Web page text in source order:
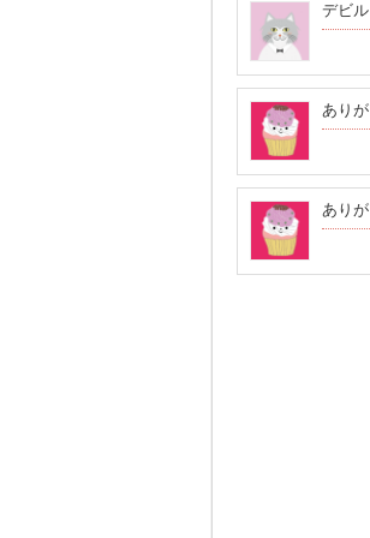
デビ
あり
あり